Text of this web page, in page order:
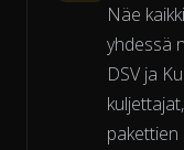
Näe
yhdessä
DSV ja
pakettien